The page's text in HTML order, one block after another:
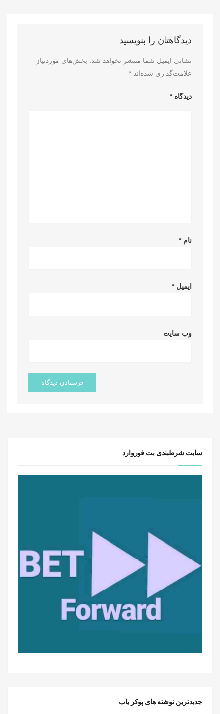
دیدگاهتان را بنویسید
نشانی ایمیل شما منتشر نخواهد شد.
بخش‌های موردنیاز
علامت‌گذاری شده‌اند *
دیدگاه*
نام*
ایمیل*
وب‌ سایت
سایت شرطبندی بت فوروارد
جدیدترین نوشته های پوکر یاب